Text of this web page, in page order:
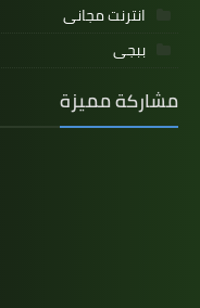
انترنت مجانى
ببجى
مشاركة مميزة